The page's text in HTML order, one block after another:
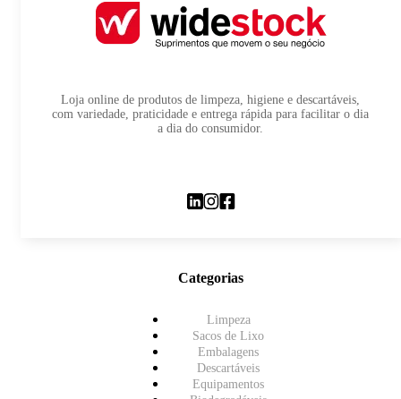
Loja online de produtos de limpeza, higiene e descartáveis,
com variedade, praticidade e entrega rápida para facilitar o dia
a dia do consumidor.
Categorias
Limpeza
Sacos de Lixo
Embalagens
Descartáveis
Equipamentos